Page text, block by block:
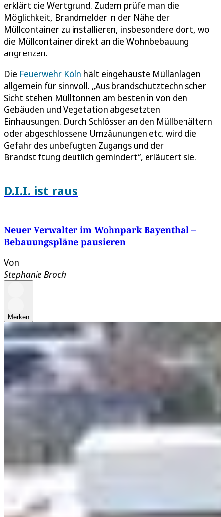
erklärt die Wertgrund. Zudem prüfe man die
Möglichkeit, Brandmelder in der Nähe der
Müllcontainer zu installieren, insbesondere dort, wo
die Müllcontainer direkt an die Wohnbebauung
angrenzen.
Die Feuerwehr Köln hält eingehauste Müllanlagen
allgemein für sinnvoll. „Aus brandschutztechnischer
Sicht stehen Mülltonnen am besten in von den
Gebäuden und Vegetation abgesetzten
Einhausungen. Durch Schlösser an den Müllbehältern
oder abgeschlossene Umzäunungen etc. wird die
Gefahr des unbefugten Zugangs und der
Brandstiftung deutlich gemindert“, erläutert sie.
D.I.I. ist raus
Neuer Verwalter im Wohnpark Bayenthal –
Bebauungspläne pausieren
Von
Stephanie Broch
Merken